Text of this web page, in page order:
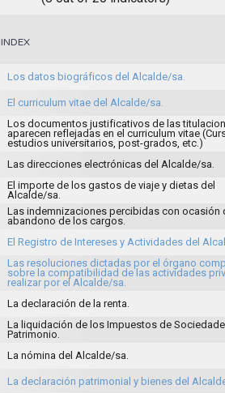
INDEX
Los datos biográficos del Alcalde/sa.
El curriculum vitae del Alcalde/sa.
Los documentos justificativos de las
aparecen reflejadas en el curriculum vitae
estudios universitarios, post-grados, etc.)
Las direcciones electrónicas del Alcalde/sa.
El importe de los gastos de viaje y dietas del
Alcalde/sa.
Las indemnizaciones percibidas con ocasión
abandono de los cargos.
El Registro de Intereses y Actividades del
Las resoluciones dictadas por el órgano
sobre la compatibilidad de las actividades
realizar por el Alcalde/sa.
La declaración de la renta.
La liquidación de los Impuestos de
Patrimonio.
La nómina del Alcalde/sa.
La declaración patrimonial y bienes del